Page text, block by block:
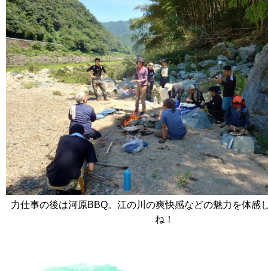
力仕事の後は河原BBQ。江の川の爽快感などの魅力を体感
ね！